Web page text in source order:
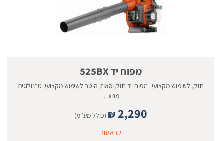
מפוח יד 525BX
חזק, לשימוש מקצועי. מפוח יד חזק ומאוזן היטב לשימוש מקצועי. טכנולוגית
מנוע ...
₪ 2,290
(כולל מע"מ)
קרא עוד